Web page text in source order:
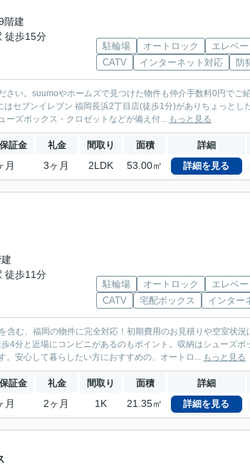
階建
徒歩15分
駐輪場 オートロック
エレベ
CATV
インターネット対応 防
さい。suumoやホームズで見つけた物件も仲介手数料0円でご
セブンイレブン 福岡長浜2丁目店(徒歩1分)がありちょっとし
ーズボックス・クロゼットなどが備え付... もっと見る
証金 礼金 間取り 面積 詳細
月 3ヶ月 2LDK 53.00㎡ 詳細を見る
徒歩11分
駐輪場 オートロック
エレベ
CATV
宅配ボックス インター
む、福岡の物件に完全対応！初期費用のお見積りや空室状況
4分と近場にコンビニがあるのもポイント。収納はシューズボ
。安心して暮らしたい方におすすめの、オートロ... もっと見る
証金 礼金 間取り 面積 詳細
月 2ヶ月 1K 21.35㎡ 詳細を見る